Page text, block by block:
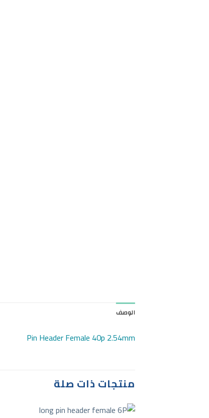
الوصف
Pin Header Female 40p 2.54mm
منتجات ذات صلة